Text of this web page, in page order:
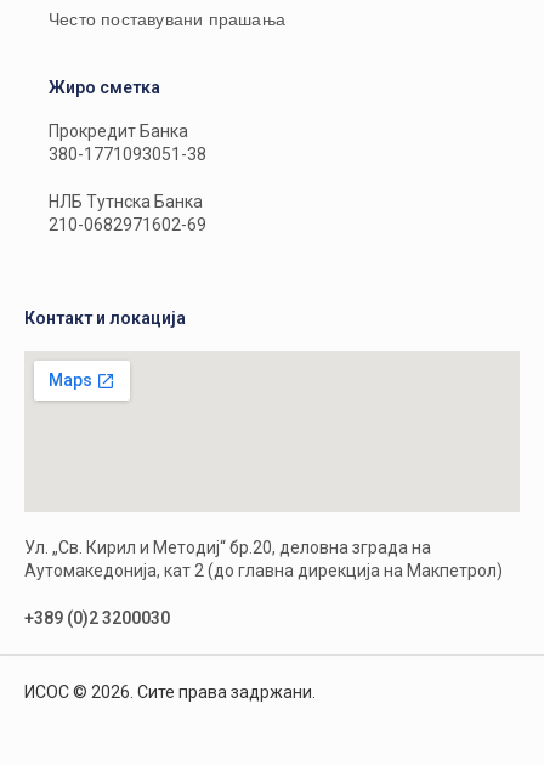
Често поставувани прашања
Жиро сметка
Прокредит Банка
380-1771093051-38
НЛБ Тутнска Банка
210-0682971602-69
Контакт и локација
Ул. „Св. Кирил и Методиј“ бр.20, деловна зграда на
Аутомакедонија, кат 2 (до главна дирекција на Макпетрол)
+389 (0)2 3200030
ИСОС © 2026. Сите права задржани.